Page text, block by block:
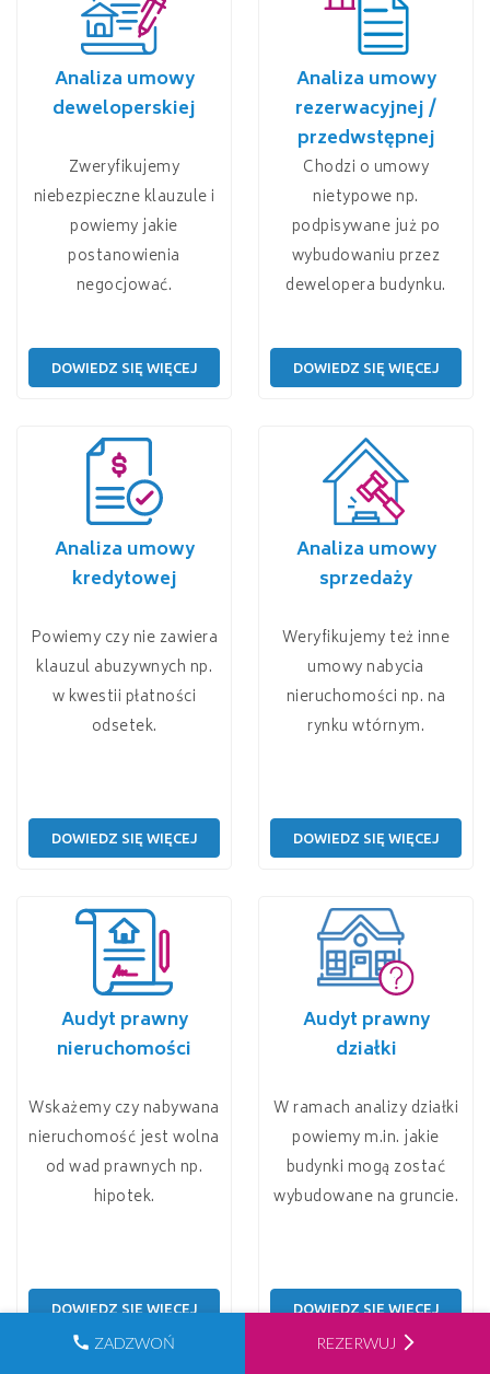
Analiza umowy
deweloperskiej
Zweryfikujemy
niebezpieczne klauzule i
powiemy jakie
postanowienia
negocjować.
DOWIEDZ SIĘ WIĘCEJ
Analiza umowy
rezerwacyjnej /
przedwstępnej
Chodzi o umowy
nietypowe np.
podpisywane już po
wybudowaniu przez
dewelopera budynku.
DOWIEDZ SIĘ WIĘCEJ
Analiza umowy
kredytowej
Powiemy czy nie zawiera
klauzul abuzywnych np.
w kwestii płatności
odsetek.
DOWIEDZ SIĘ WIĘCEJ
Analiza umowy
sprzedaży
Weryfikujemy też inne
umowy nabycia
nieruchomości np. na
rynku wtórnym.
DOWIEDZ SIĘ WIĘCEJ
Audyt prawny
nieruchomości
Wskażemy czy nabywana
nieruchomość jest wolna
od wad prawnych np.
hipotek.
DOWIEDZ SIĘ WIĘCEJ
Audyt prawny
działki
W ramach analizy działki
powiemy m.in. jakie
budynki mogą zostać
wybudowane na gruncie.
DOWIEDZ SIĘ WIĘCEJ
call ZADZWOŃ REZERWUJ arrow_forward_ios